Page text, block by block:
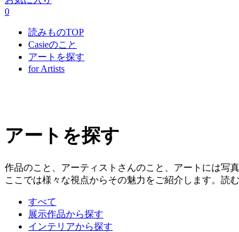
0
読みものTOP
Casieのこと
アートを探す
for Artists
アートを探す
作品のこと、アーティストさんのこと、アートには写
ここでは様々な視点からその魅力をご紹介します。読
すべて
展示作品から探す
インテリアから探す